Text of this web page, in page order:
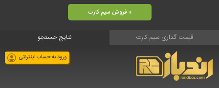
قیمت گذاری سیم کارت نتایج جستجو
ورود به حساب اینترنتی
فروش سیم کارت +